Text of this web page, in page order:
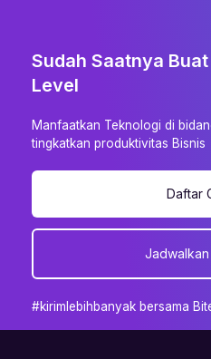
Sudah Saatnya
Level
Manfaatkan Teknologi di
tingkatkan produktivitas Bisnis
Daftar
#kirimlebihbanyak bersama